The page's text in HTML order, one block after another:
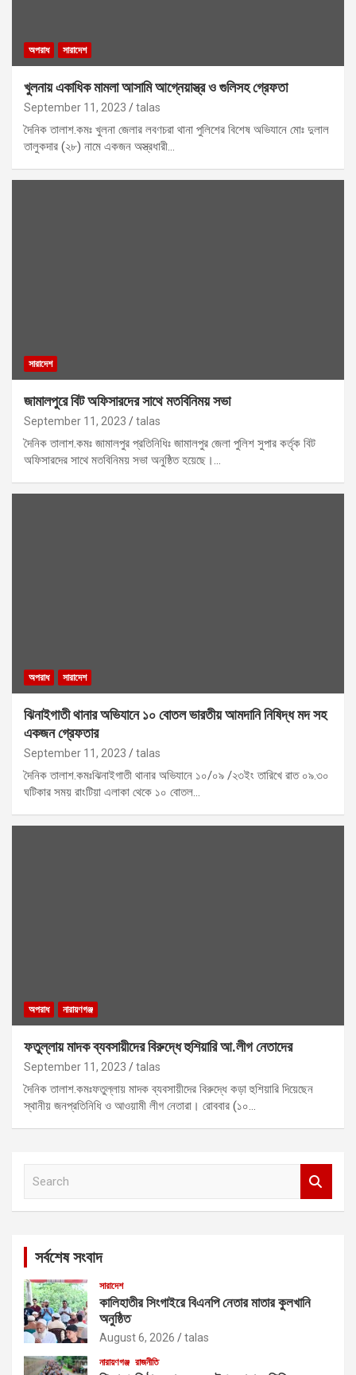
অপরাধ সারাদেশ
খুলনায় একাধিক মামলা আসামি আগ্নেয়াস্ত্র ও গুলিসহ গ্রেফতা
September 11, 2023 talas
দৈনিক তালাশ.কমঃ খুলনা জেলার লবণচরা থানা পুলিশের বিশেষ অভিযানে মোঃ দুলাল
তালুকদার (২৮) নামে একজন অস্ত্রধারী…
সারাদেশ
জামালপুরে বিট অফিসারদের সাথে মতবিনিময় সভা
September 11, 2023 talas
দৈনিক তালাশ.কমঃ জামালপুর প্রতিনিধিঃ জামালপুর জেলা পুলিশ সুপার কর্তৃক বিট
অফিসারদের সাথে মতবিনিময় সভা অনুষ্ঠিত হয়েছে।…
অপরাধ সারাদেশ
ঝিনাইগাতী থানার অভিযানে ১০ বোতল ভারতীয় আমদানি নিষিদ্ধ মদ সহ
একজন গ্রেফতার
September 11, 2023 talas
দৈনিক তালাশ.কমঃঝিনাইগাতী থানার অভিযানে ১০/০৯ /২৩ইং তারিখে রাত ০৯.৩০
ঘটিকার সময় রাংটিয়া এলাকা থেকে ১০ বোতল…
অপরাধ নারায়ণগঞ্জ
ফতুল্লায় মাদক ব্যবসায়ীদের বিরুদ্ধে হুশিয়ারি আ.লীগ নেতাদের
September 11, 2023 talas
দৈনিক তালাশ.কমঃফতুল্লায় মাদক ব্যবসায়ীদের বিরুদ্ধে কড়া হুশিয়ারি দিয়েছেন
স্থানীয় জনপ্রতিনিধি ও আওয়ামী লীগ নেতারা। রোববার (১০…
সর্বশেষ সংবাদ
সারাদেশ
কালিহাতীর সিংগাইরে বিএনপি নেতার মাতার কুলখানি
অনুষ্ঠিত
August 6, 2026 talas
নারায়ণগঞ্জ রাজনীতি